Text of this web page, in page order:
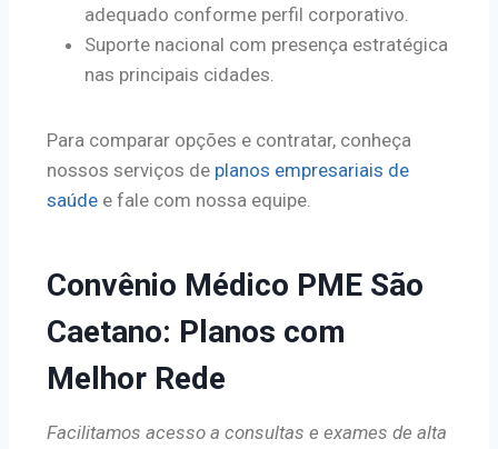
adequado conforme perfil corporativo.
Suporte nacional com presença estratégica
nas principais cidades.
Para comparar opções e contratar, conheça
nossos serviços de planos empresariais de
saúde e fale com nossa equipe.
Convênio Médico PME São
Caetano: Planos com
Melhor Rede
Facilitamos acesso a consultas e exames de alta